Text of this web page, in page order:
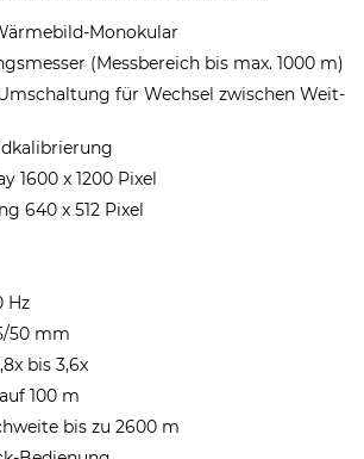
Monokular
(Messbereich bis max. 1000 m)
für Wechsel zwischen Weit-
1600 x 1200 Pixel
640 x 512 Pixel
Hz
50 mm
bis 3,6x
100 m
bis zu 2600 m